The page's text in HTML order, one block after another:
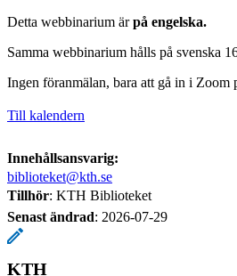
Detta webbinarium ärpå engelska.
Samma webbinarium hålls på svenska
Ingen föranmälan, bara att gå in i Zoom
Till kalendern
Innehållsansvarig:
biblioteket@kth.se
Tillhör: KTH Biblioteket
Senast ändrad: 2026-07-29
KTH